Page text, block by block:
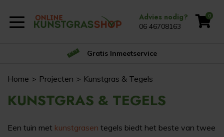
Advies nodig?
06 46708163
0
Gratis Inmeetservice
Home Projecten Kunstgras & Tegels
KUNSTGRAS & TEGELS
Een tuin met kunstgrasen tegels biedt het beste van twee